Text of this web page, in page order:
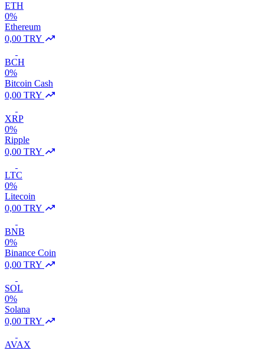
ETH
0%
Ethereum
0,00 TRY
BCH
0%
Bitcoin Cash
0,00 TRY
XRP
0%
Ripple
0,00 TRY
LTC
0%
Litecoin
0,00 TRY
BNB
0%
Binance Coin
0,00 TRY
SOL
0%
Solana
0,00 TRY
AVAX